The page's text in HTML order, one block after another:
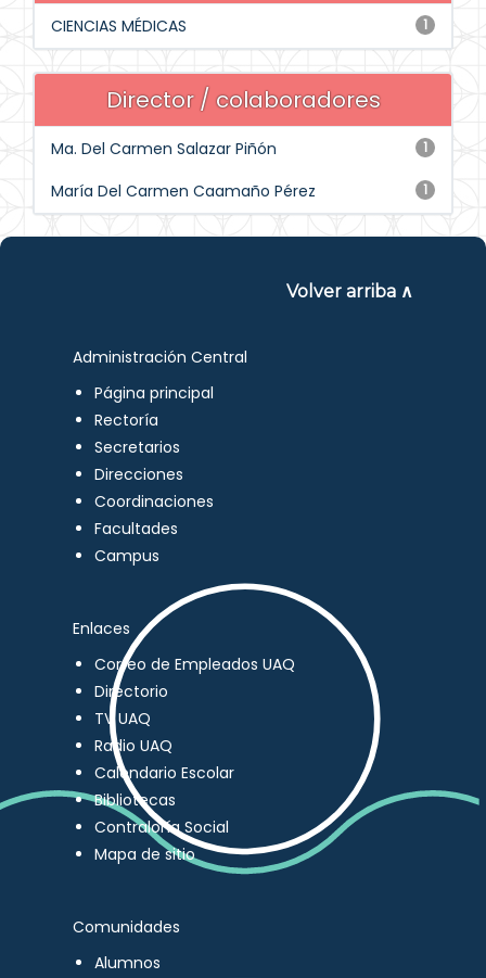
1
CIENCIAS MÉDICAS
Director / colaboradores
1
Ma. Del Carmen Salazar Piñón
1
María Del Carmen Caamaño Pérez
Volver arriba ∧
Administración Central
Página principal
Rectoría
Secretarios
Direcciones
Coordinaciones
Facultades
Campus
Enlaces
Correo de Empleados UAQ
Directorio
TV UAQ
Radio UAQ
Calendario Escolar
Bibliotecas
Contraloría Social
Mapa de sitio
Comunidades
Alumnos